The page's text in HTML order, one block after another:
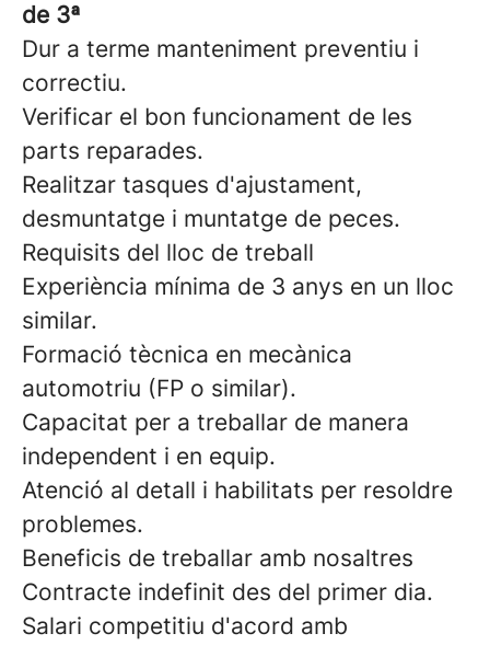
de 3ª
Dur a terme manteniment preventiu i
correctiu.
Verificar el bon funcionament de les
parts reparades.
Realitzar tasques d'ajustament,
desmuntatge i muntatge de peces.
Requisits del lloc de treball
Experiència mínima de 3 anys en un lloc
similar.
Formació tècnica en mecànica
automotriu (FP o similar).
Capacitat per a treballar de manera
independent i en equip.
Atenció al detall i habilitats per resoldre
problemes.
Beneficis de treballar amb nosaltres
Contracte indefinit des del primer dia.
Salari competitiu d'acord amb